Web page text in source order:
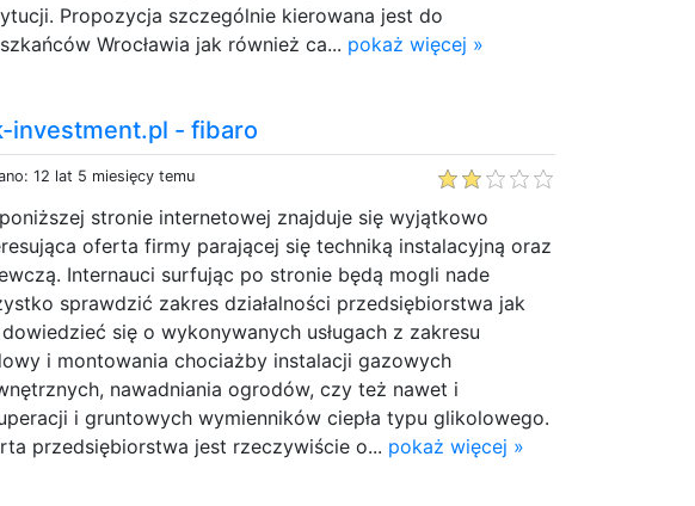
Propozycja szczególnie kierowana jest do
Wrocławia jak również ca... pokaż więcej »
investment.pl - fibaro
12 lat 5 miesięcy temu
stronie internetowej znajduje się wyjątkowo
oferta firmy parającej się techniką instalacyjną oraz
Internauci surfując po stronie będą mogli nade
sprawdzić zakres działalności przedsiębiorstwa jak
się o wykonywanych usługach z zakresu
i montowania chociażby instalacji gazowych
nawadniania ogrodów, czy też nawet i
i gruntowych wymienników ciepła typu glikolowego.
przedsiębiorstwa jest rzeczywiście o... pokaż więcej »